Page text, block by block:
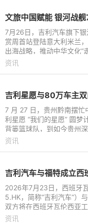
文旅中国赋能 银河战
7月26日，吉利汽车旗下
赏周首站登陆意大利米兰
出海战略，推动中华文化“
国际文化交流搭建起全
资讯
7 月 27 日，贵州黔南摆忙
利星愿 “我们的星愿” 圆梦
背篓篮球队，到如今贵州
公益接力持续
资讯
2026年7月23日，西班牙
5.HK，简称“吉利汽车”）
双方将在西班牙瓦伦西亚
市场打造吉利及福特
资讯